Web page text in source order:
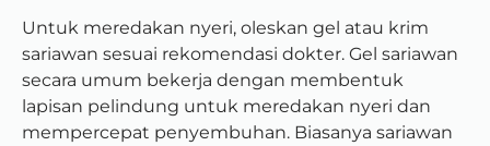
Untuk meredakan nyeri, oleskan gel atau krim
sariawan sesuai rekomendasi dokter. Gel sariawan
secara umum bekerja dengan membentuk
lapisan pelindung untuk meredakan nyeri dan
mempercepat penyembuhan. Biasanya sariawan